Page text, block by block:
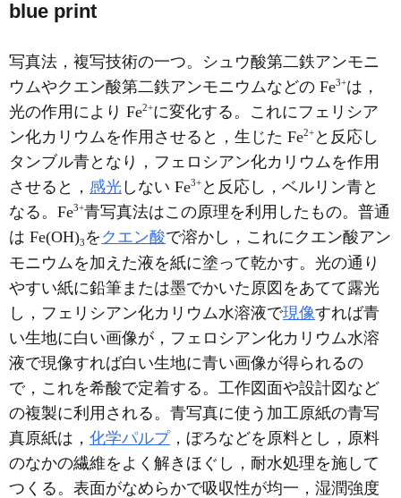
blue print
写真法，複写技術の一つ。シュウ酸第二鉄アンモニ
ウムやクエン酸第二鉄アンモニウムなどの Fe3+は，
光の作用により Fe2+に変化する。これにフェリシア
ン化カリウムを作用させると，生じた Fe2+ と反応し
タンブル青となり，フェロシアン化カリウムを作用
させると， 感光 しない Fe3+ と反応し，ベルリン青と
なる。Fe3+青写真法はこの原理を利用したもの。普通
は Fe(OH)3 を クエン酸で溶かし，これにクエン酸アン
モニウムを加えた液を紙に塗って乾かす。光の通り
やすい紙に鉛筆または墨でかいた原図をあてて露光
し，フェリシアン化カリウム水溶液で現像すれば青
い生地に白い画像が，フェロシアン化カリウム水溶
液で現像すれば白い生地に青い画像が得られるの
で，これを希酸で定着する。工作図面や設計図など
の複製に利用される。青写真に使う加工原紙の青写
真原紙は， 化学パルプ，ぼろなどを原料とし，原料
のなかの繊維をよく解きほぐし，耐水処理を施して
つくる。表面がなめらかで吸収性が均一，湿潤強度